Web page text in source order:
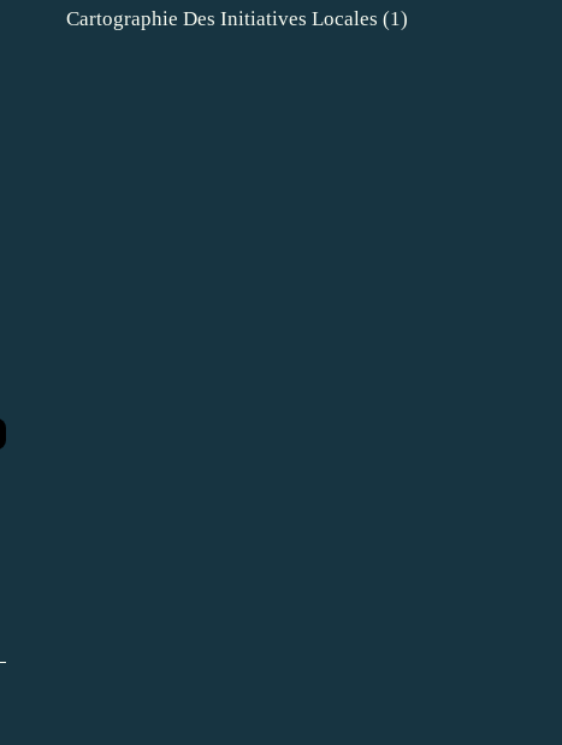
Cartographie Des Initiatives Locales (1)